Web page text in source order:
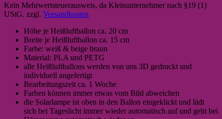
Kein Mehrwertsteuerausweis, da Kleinunternehmer nach §19 (1)
UStG. zzgl. Versandkosten
Höhe je Heißluftballon ca. 20 cm
Breite je Heißluftballon ca. 15 cm
Farbe: weiß & beige braun
Material: PLA und PETG
alle Heißluftballons werden von uns 3D gedruckt und
individuell angefertigt
Bearbeitungszeit ca. 1 Woche
Farben können immer etwas vom Bild abweichen
die Solarlampe ist oben in den Ballon eingeklickt und lädt
sich bei Tageslicht immer wieder automatisch auf und geht bei